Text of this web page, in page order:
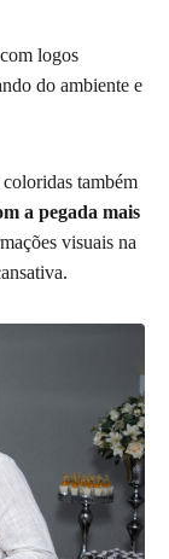
logos
do ambiente e
também
a pegada mais
visuais na